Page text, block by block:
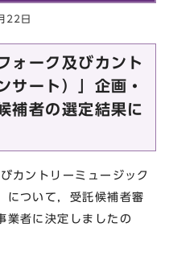
22日
ォーク及びカント
サート）」企画・
補者の選定結果に
カントリーミュージック
について，受託候補者審
業者に決定しましたの